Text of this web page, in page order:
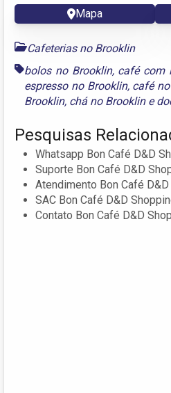
Mapa
Cafeterias no Brooklin
bolos no Brooklin, café com
espresso no Brooklin, café
Brooklin, chá no Brookline
Pesquisas
Whatsapp Bon Café D&D
Suporte Bon Café D&D
Atendimento Bon Café
SAC Bon Café D&D
Contato Bon Café D&D